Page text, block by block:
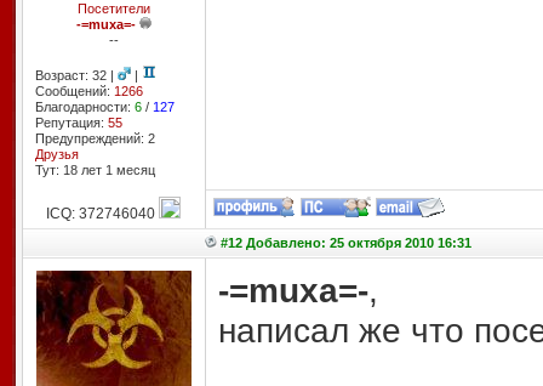
Посетители
-=muxa=-
--
Возраст: 32 |
|
Сообщений: 1266
Благодарности: 6/ 127
Репутация: 55
Предупреждений: 2
Друзья
Тут: 18 лет 1 месяц
ICQ: 372746040
#12 Добавлено: 25 октября 2010 16:31
-=muxa=-,
написал же что